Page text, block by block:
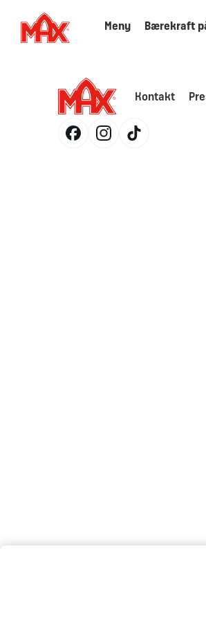
Meny Bærekraft
Kontakt